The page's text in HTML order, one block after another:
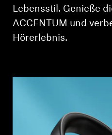
Lebensstil. Genieße
ACCENTUM und
Hörerlebnis.